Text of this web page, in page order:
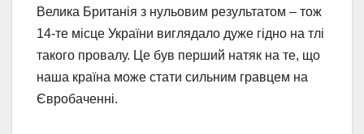
Велика Британія з нульовим результатом – тож
14-те місце України виглядало дуже гідно на тлі
такого провалу. Це був перший натяк на те, що
наша країна може стати сильним гравцем на
Євробаченні.